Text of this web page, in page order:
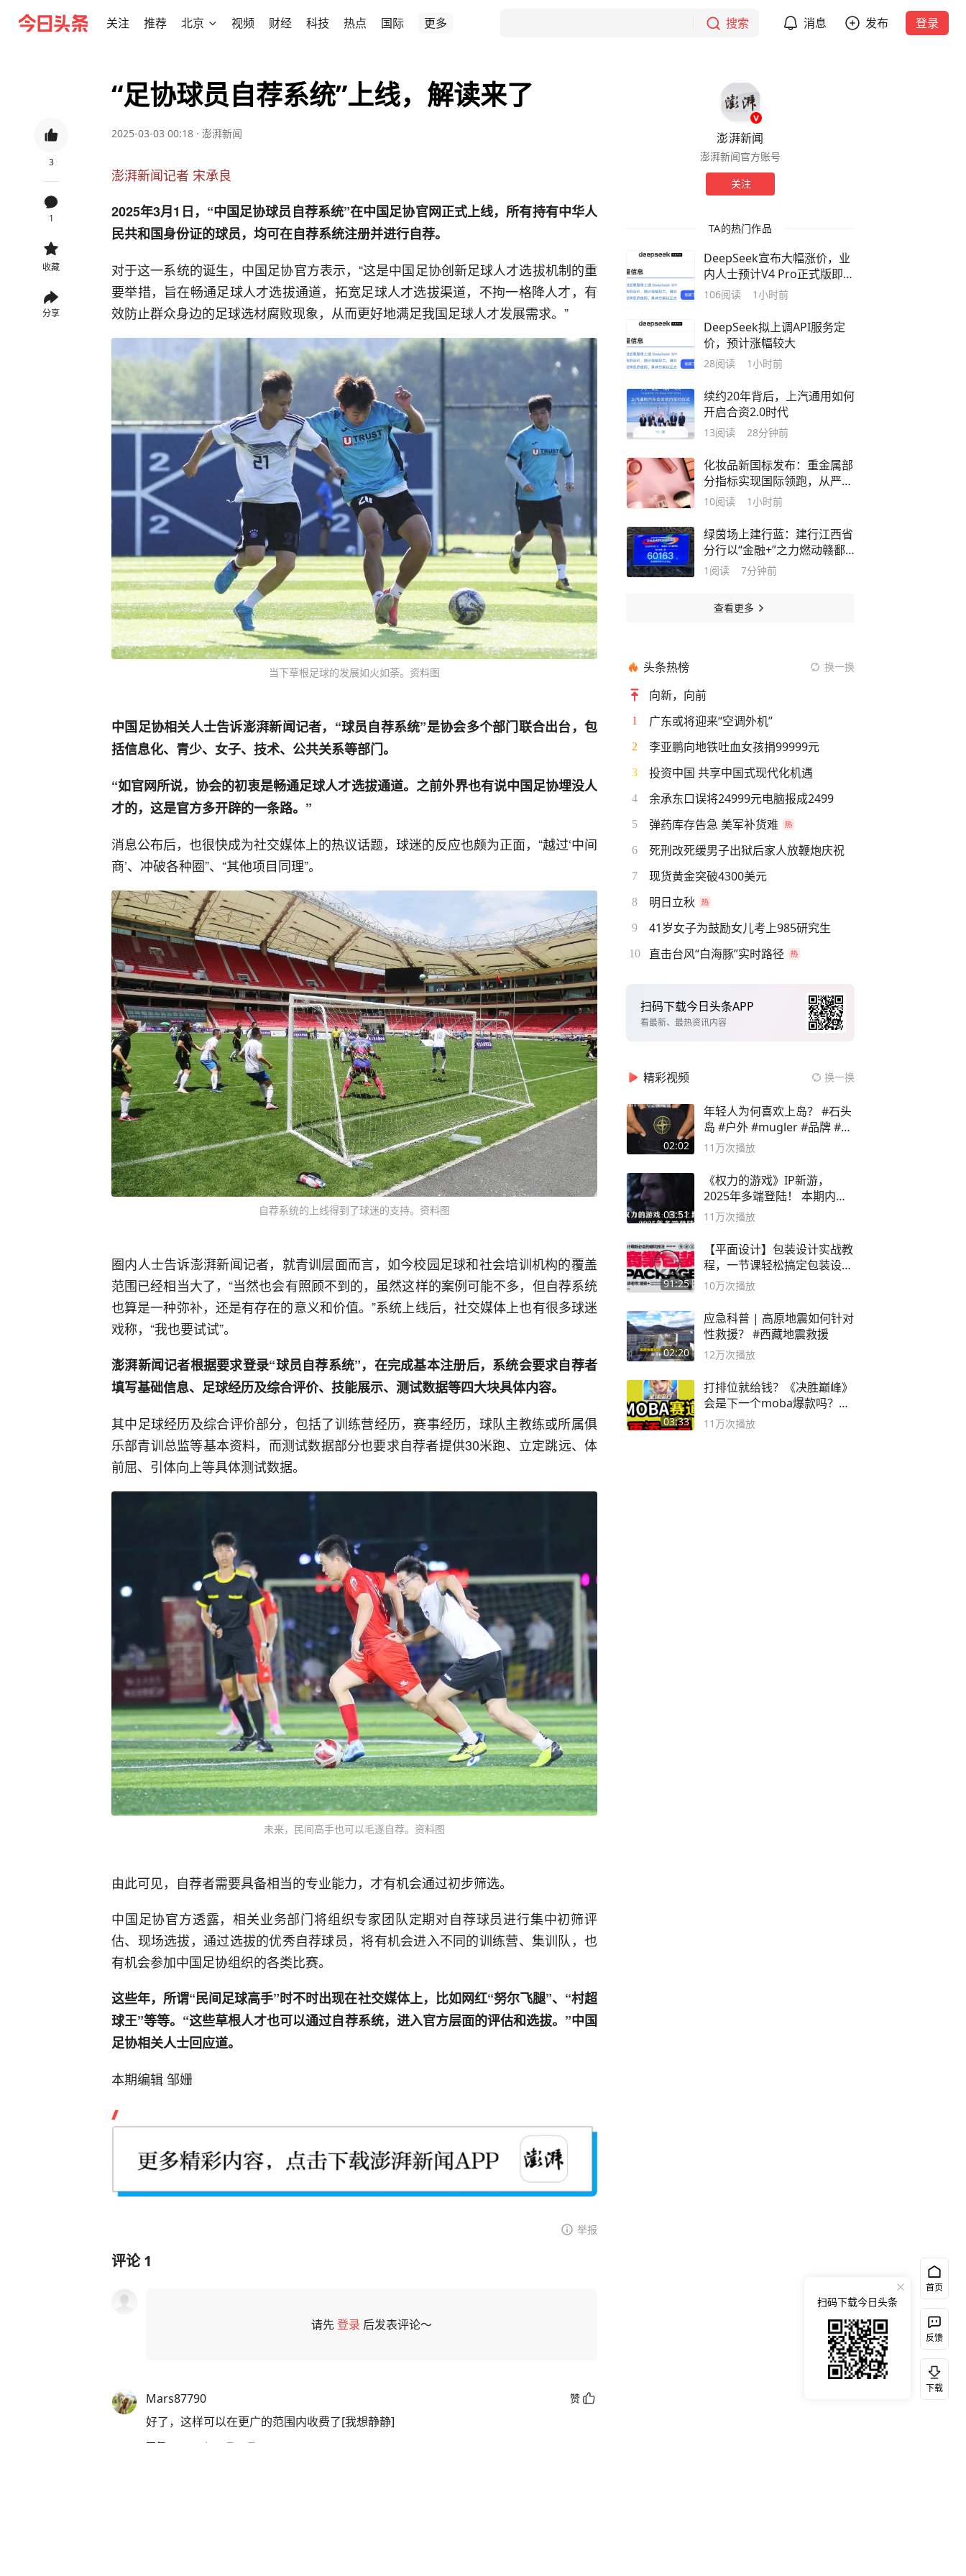
关注 推荐 北京 视频 财经 科技 热点 国际 更多 搜索 消息 发布 登录
3
1
收藏
分享
“足协球员自荐系统”上线，解读来了
2025-03-03 00:18 · 澎湃新闻
澎湃新闻记者 宋承良
2025年3月1日，“中国足协球员自荐系统”在中国足协官网正式上线，所有持有中华人
民共和国身份证的球员，均可在自荐系统注册并进行自荐。
对于这一系统的诞生，中国足协官方表示，“这是中国足协创新足球人才选拔机制的重
要举措，旨在畅通足球人才选拔通道，拓宽足球人才选拔渠道，不拘一格降人才，有
效防止群众身边的足球选材腐败现象，从而更好地满足我国足球人才发展需求。”
当下草根足球的发展如火如荼。资料图
中国足协相关人士告诉澎湃新闻记者，“球员自荐系统”是协会多个部门联合出台，包
括信息化、青少、女子、技术、公共关系等部门。
“如官网所说，协会的初衷是畅通足球人才选拔通道。之前外界也有说中国足协埋没人
才的，这是官方多开辟的一条路。”
消息公布后，也很快成为社交媒体上的热议话题，球迷的反应也颇为正面，“越过‘中间
商’、冲破各种圈”、“其他项目同理”。
自荐系统的上线得到了球迷的支持。资料图
圈内人士告诉澎湃新闻记者，就青训层面而言，如今校园足球和社会培训机构的覆盖
范围已经相当大了，“当然也会有照顾不到的，虽然这样的案例可能不多，但自荐系统
也算是一种弥补，还是有存在的意义和价值。”系统上线后，社交媒体上也有很多球迷
戏称，“我也要试试”。
澎湃新闻记者根据要求登录“球员自荐系统”，在完成基本注册后，系统会要求自荐者
填写基础信息、足球经历及综合评价、技能展示、测试数据等四大块具体内容。
其中足球经历及综合评价部分，包括了训练营经历，赛事经历，球队主教练或所属俱
乐部青训总监等基本资料，而测试数据部分也要求自荐者提供30米跑、立定跳远、体
前屈、引体向上等具体测试数据。
未来，民间高手也可以毛遂自荐。资料图
由此可见，自荐者需要具备相当的专业能力，才有机会通过初步筛选。
中国足协官方透露，相关业务部门将组织专家团队定期对自荐球员进行集中初筛评
估、现场选拔，通过选拔的优秀自荐球员，将有机会进入不同的训练营、集训队，也
有机会参加中国足协组织的各类比赛。
这些年，所谓“民间足球高手”时不时出现在社交媒体上，比如网红“努尔飞腿”、“村超
球王”等等。“这些草根人才也可以通过自荐系统，进入官方层面的评估和选拔。”中国
足协相关人士回应道。
本期编辑 邹姗
举报
评论1
请先登录 后发表评论～
Mars87790 赞
好了，这样可以在更广的范围内收费了[我想静静]
回复 2025年03月03日
澎湃新闻
澎湃新闻官方账号
关注
TA的热门作品
DeepSeek宣布大幅涨价，业
内人士预计V4 Pro正式版即将
发布
106阅读 1小时前
DeepSeek拟上调API服务定
价，预计涨幅较大
28阅读 1小时前
续约20年背后，上汽通用如何
开启合资2.0时代
13阅读 28分钟前
化妆品新国标发布：重金属部
分指标实现国际领跑，从严监
管儿童化妆品
10阅读 1小时前
绿茵场上建行蓝：建行江西省
分行以“金融+”之力燃动赣鄱
体育新热潮
1 阅读 7分钟前
查看更多
头条热榜 换一换
向新，向前
1 广东或将迎来“空调外机”
2 李亚鹏向地铁吐血女孩捐99999元
3 投资中国 共享中国式现代化机遇
4 余承东口误将24999元电脑报成2499
5 弹药库存告急 美军补货难
6 死刑改死缓男子出狱后家人放鞭炮庆祝
7 现货黄金突破4300美元
8 明日立秋
9 41岁女子为鼓励女儿考上985研究生
10 直击台风“白海豚”实时路径
扫码下载今日头条APP
看最新、最热资讯内容
精彩视频 换一换
02:02
年轻人为何喜欢上岛？ #石头
岛 #户外 #mugler #品牌 #足
球流氓
11万次播放
03:51
《权力的游戏》IP新游，
2025年多端登陆！ 本期内容
概要
11万次播放
91:25
【平面设计】包装设计实战教
程，一节课轻松搞定包装设计
流程！
10万次播放
02:20
应急科普 | 高原地震如何针对
性救援？ #西藏地震救援
12万次播放
03:33
打排位就给钱？《决胜巅峰》
会是下一个moba爆款吗？#
决胜巅峰
11万次播放
首页
反馈
下载
扫码下载今日头条